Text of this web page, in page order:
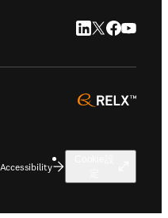
LinkedIn 新しい
Twitter 新しい
Facebook
YouTube
opens
Accessibility